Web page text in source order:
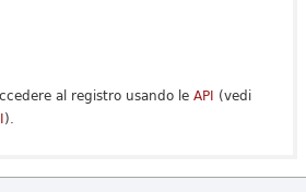
al registro usando le API (vedi
).